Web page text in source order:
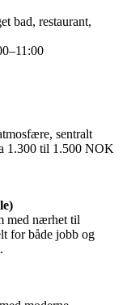
bad, restaurant,
sentralt
1.300 til 1.500 NOK
med nærhet til
for både jobb og